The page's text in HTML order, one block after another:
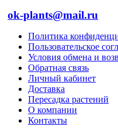
ok-plants@mail.ru
Политика
Пользовательское
Условия обмена и
Обратная связь
Личный кабинет
Доставка
Пересадка растений
О компании
Контакты